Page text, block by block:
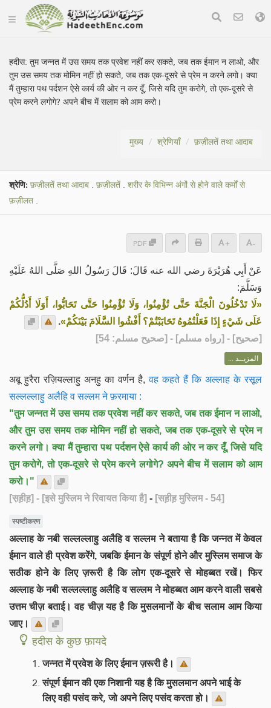
हदीस:तुम जन्नत में उस समय तक प्रवेश नहीं कर सकते, जब तक ईमान न लाओ, और
तुम उस समय तक मोमिन नहीं हो सकते, जब तक एक-दूसरे से प्रेम न करने लगो। क्या
मैं तुम्हारा पथ पर्दशन ऐसे कार्य की ओर न कर दूँ, जिसे यदि तुम करोगे, तो एक-दूसरे से
प्रेम करने लगोगे? अपने बीच में सलाम को आम करो।
मुख्य श्रेणियाँ फ़ज़ीलतें तथा आदाब
श्रेणि: फ़ज़ीलतें तथा आदाब . फ़ज़ीलतें . शरीर के विभिन्न अंगों से होने वाले कर्मों से
फ़ज़ीलत .
PDF + -
عَنْ أَبِي هُرَيْرَةَ رضي الله عنه قَالَ: قَالَ رَسُولُ اللهِ صَلَّى اللهُ عَلَيْهِ
وَسَلَّمَ:
«لَا تَدْخُلُونَ الْجَنَّةَ حَتَّى تُؤْمِنُوا، وَلَا تُؤْمِنُوا حَتَّى تَحَابُّوا، أَوَلَا أَدُلُّكُمْ
عَلَى شَيْءٍ إِذَا فَعَلْتُمُوهُ تَحَابَبْتُمْ؟ أَفْشُوا السَّلَامَ بَيْنَكُمْ».
[صحيح] - [رواه مسلم] - [صحيح مسلم: 54]
المزيــد ...
अबू हुरैरा रज़ियल्लाहु अनहु का वर्णन है, वह कहते हैं कि अल्लाह के रसूल
सल्लल्लाहु अलैहि व सल्लम ने फ़रमाया :
"तुम जन्नत में उस समय तक प्रवेश नहीं कर सकते, जब तक ईमान न लाओ,
और तुम उस समय तक मोमिन नहीं हो सकते, जब तक एक-दूसरे से प्रेम न
करने लगो। क्या मैं तुम्हारा पथ पर्दशन ऐसे कार्य की ओर न कर दूँ, जिसे यदि
तुम करोगे, तो एक-दूसरे से प्रेम करने लगोगे? अपने बीच में सलाम को आम
करो।"
[स़ह़ीह़] - [इसे मुस्लिम ने रिवायत किया है] - [सह़ीह़ मुस्लिम - 54]
स्पष्टीकरण
अल्लाह के नबी सल्लल्लाहु अलैहि व सल्लम ने बताया है कि जन्नत में केवल
ईमान वाले ही प्रवेश करेंगे, जबकि ईमान के संपूर्ण होने और मुस्लिम समाज के
सठीक होने के लिए ज़रूरी है कि लोग एक-दूसरे से मोहब्बत रखें। फिर
अल्लाह के नबी सल्लल्लाहु अलैहि व सल्लम ने मोहब्बत आम करने वाली सबसे
उत्तम चीज़ बताई। वह चीज़ यह है कि मुसलमानों के बीच सलाम आम किया
जाए।
हदीस के कुछ फ़ायदे
जन्नत में प्रवेश के लिए ईमान ज़रूरी है।
संपूर्ण ईमान की एक निशानी यह है कि मुसलमान अपने भाई के
लिए वही पसंद करे, जो अपने लिए पसंद करता हो।